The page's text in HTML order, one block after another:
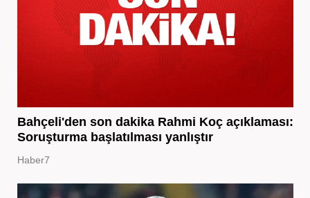
Bahçeli'den son dakika Rahmi Koç açıklaması:
Soruşturma başlatılması yanlıştır
Haber7